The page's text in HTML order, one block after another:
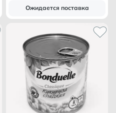
Ожидается поставка